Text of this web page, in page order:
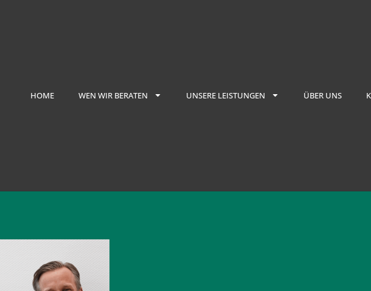
HOME WEN WIR BERATEN UNSERE LEISTUNGEN ÜBER UNS